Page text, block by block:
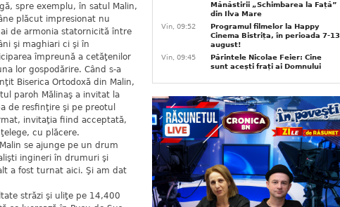
spre exemplu, în satul Malin,
plăcut impresionat nu
de armonia statornicită între
şi maghiari ci şi în
împreună a cetăţenilor
lor gospodărire. Când s-a
Biserica Ortodoxă din Malin,
paroh Mălinaş a invitat la
de resfinţire şi pe preotul
invitaţia fiind acceptată,
cu plăcere.
se ajunge pe un drum
ingineri în drumuri şi
a fost turnat aici. Şi am dat
străzi şi uliţe pe 14,400
Mănăstirii „Schimbarea la Față”
din Ilva Mare
Vin, 09:52
Programul filmelor la Happy
Cinema Bistrița, în perioada 7-13
august!
Vin, 09:45
Părintele Nicolae Feier: Cine
sunt acești frați ai Domnului